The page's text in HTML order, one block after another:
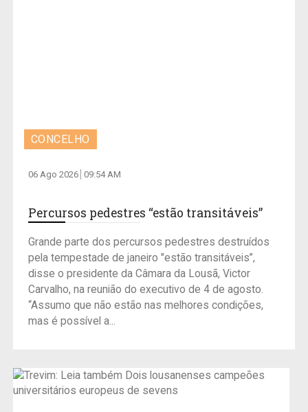
CONCELHO
06 Ago 2026 09:54 AM
Percursos pedestres “estão transitáveis”
Grande parte dos percursos pedestres destruídos
pela tempestade de janeiro "estão transitáveis”,
disse o presidente da Câmara da Lousã, Victor
Carvalho, na reunião do executivo de 4 de agosto.
“Assumo que não estão nas melhores condições,
mas é possível a...